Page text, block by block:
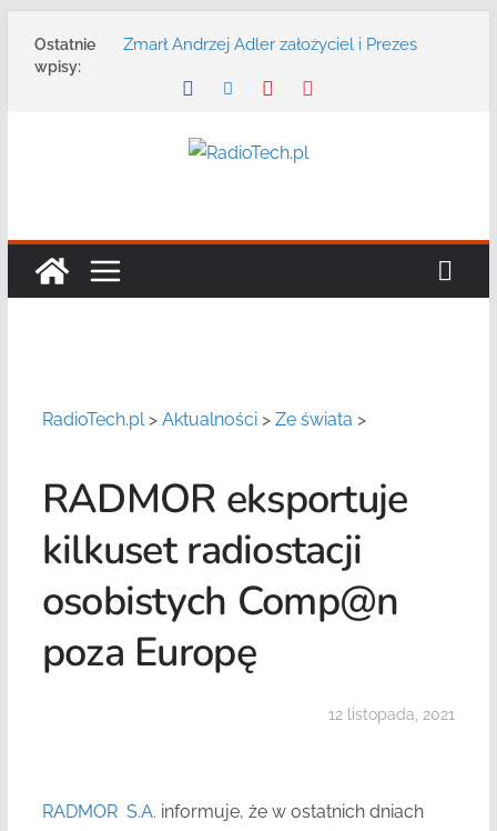
Ostatnie
wpisy:
Zmarł Andrzej Adler założyciel i Prezes
Radmor – największy polski producent
DGT wraz z partnerami zaprasza na
konferencję: „Bezpieczeństwo,
bezpieczeństwa publicznego usługę
RadioTech.pl> Aktualności> Ze świata >
RADMOR eksportuje
kilkuset radiostacji
osobistych Comp@n
poza Europę
12 listopada, 2021
RADMOR S.A. informuje, że w ostatnich dniach